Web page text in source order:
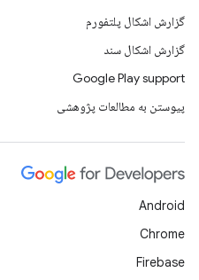
گزارش اشکال پلتفورم
گزارش اشکال سند
Google Play support
پیوستن به مطالعات پژوهشی
Android
Chrome
Firebase